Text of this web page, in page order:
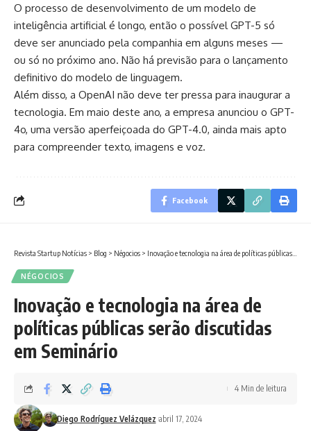
O processo de desenvolvimento de um modelo de
inteligência artificial é longo, então o possível GPT-5 só
deve ser anunciado pela companhia em alguns meses —
ou só no próximo ano. Não há previsão para o lançamento
definitivo do modelo de linguagem.
Além disso, a OpenAI não deve ter pressa para inaugurar a
tecnologia. Em maio deste ano, a empresa anunciou o GPT-
4o, uma versão aperfeiçoada do GPT-4.0, ainda mais apto
para compreender texto, imagens e voz.
Facebook
Revista Startup Notícias > Blog > Négocios > Inovação e tecnologia na área de políticas públicas serão discutidas em Seminário
NÉGOCIOS
Inovação e tecnologia na área de
políticas públicas serão discutidas
em Seminário
Diego Rodríguez Velázquez abril 17, 2024
4 Min de leitura